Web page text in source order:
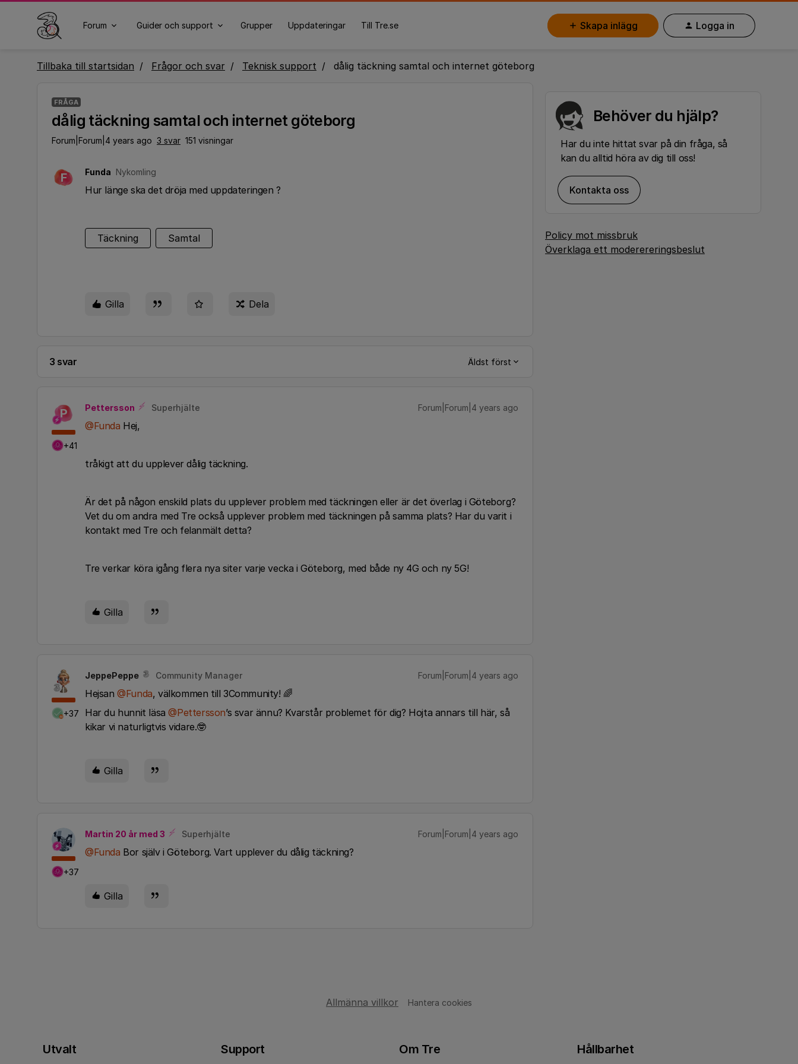
Forum Guider och support Grupper Uppdateringar Till Tre.se Skapa inlägg Logga in
Tillbaka till startsidan Frågor och svar Teknisk support dålig täckning samtal och internet göteborg
FRÅGA
dålig täckning samtal och internet göteborg
Forum|Forum|4 years ago 3 svar 151 visningar
F Funda Nykomling
Hur länge ska det dröja med uppdateringen ?
Täckning Samtal
Gilla Dela
3 svar Äldst först
P
+41
Pettersson Superhjälte Forum|Forum|4 years ago
@Funda Hej,
tråkigt att du upplever dålig täckning.
Är det på någon enskild plats du upplever problem med täckningen eller är det överlag i Göteborg?
Vet du om andra med Tre också upplever problem med täckningen på samma plats? Har du varit i
kontakt med Tre och felanmält detta?
Tre verkar köra igång flera nya siter varje vecka i Göteborg, med både ny 4G och ny 5G!
Gilla
+37
JeppePeppe Community Manager Forum|Forum|4 years ago
Hejsan@Funda, välkommen till 3Community! 🌈
Har du hunnit läsa@Pettersson’s svar ännu? Kvarstår problemet för dig? Hojta annars till här, så
kikar vi naturligtvis vidare.🤓
Gilla
+37
Martin 20 år med 3 Superhjälte Forum|Forum|4 years ago
@Funda Bor själv i Göteborg. Vart upplever du dålig täckning?
Gilla
Behöver du hjälp?
Har du inte hittat svar på din fråga, så
kan du alltid höra av dig till oss!
Kontakta oss
Policy mot missbruk
Överklaga ett moderereringsbeslut
Allmänna villkor Hantera cookies
Utvalt Support Om Tre Hållbarhet